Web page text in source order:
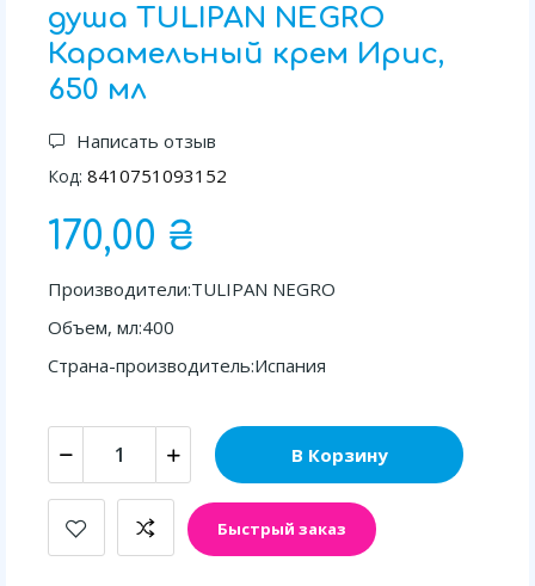
душа TULIPAN NEGRO
Карамельный крем Ирис,
650 мл
Написать отзыв
Код: 8410751093152
170,00 ₴
Производители:TULIPAN NEGRO
Объем, мл:400
Страна-производитель:Испания
В Корзину
Быстрый заказ